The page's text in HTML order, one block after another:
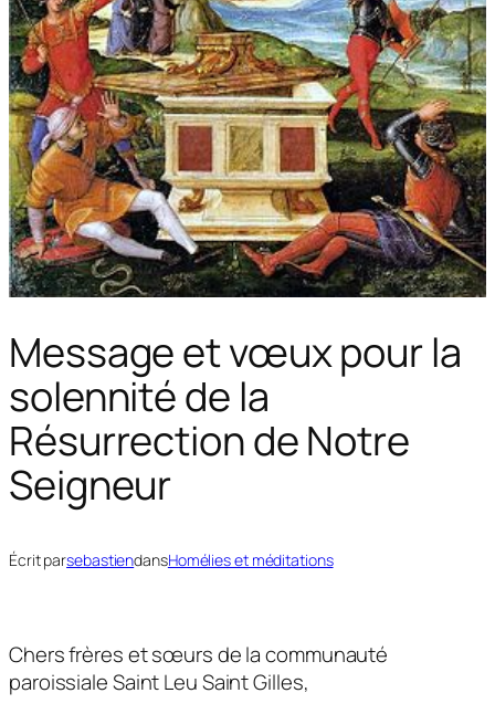
Message et vœux pour la
solennité de la
Résurrection de Notre
Seigneur
Écrit parsebastiendansHomélies et méditations
Chers frères et sœurs de la communauté
paroissiale Saint Leu Saint Gilles,